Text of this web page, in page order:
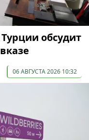
обсудит
06 АВГУСТА 2026 10:32